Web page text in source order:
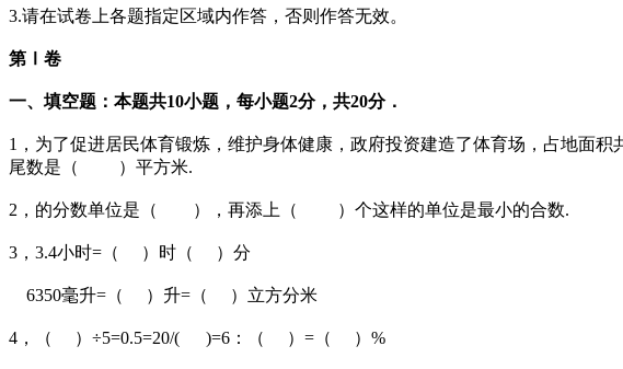
3.请在试卷 上各题指定区域内作答，否则作答无效。
第Ⅰ卷
一、填空题：本题共10小题，每小题2分，共20分．
1 ， 为了促进居民体育锻炼，维护身体健康，政府投资建造了体育场，占地
尾数是（ ）平方米.
2， 的分数单位是（ ），再添上（ ）个这样的单位是最小的合数.
3，3.4小时=（ ）时（ ）分
6350毫升=（ ）升=（ ）立方分米
4，（ ）÷5=0.5=20/( )=6：（ ）=（ ）%